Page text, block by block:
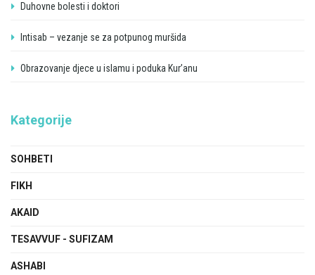
Duhovne bolesti i doktori
Intisab – vezanje se za potpunog muršida
Obrazovanje djece u islamu i poduka Kur’anu
Kategorije
SOHBETI
FIKH
AKAID
TESAVVUF - SUFIZAM
ASHABI